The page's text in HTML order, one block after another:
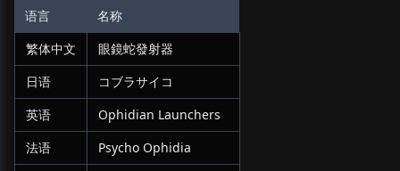
语言
名称
繁体中文
眼鏡蛇發射器
日语
コブラサイコ
英语
Ophidian Launchers
法语
Psycho Ophidia